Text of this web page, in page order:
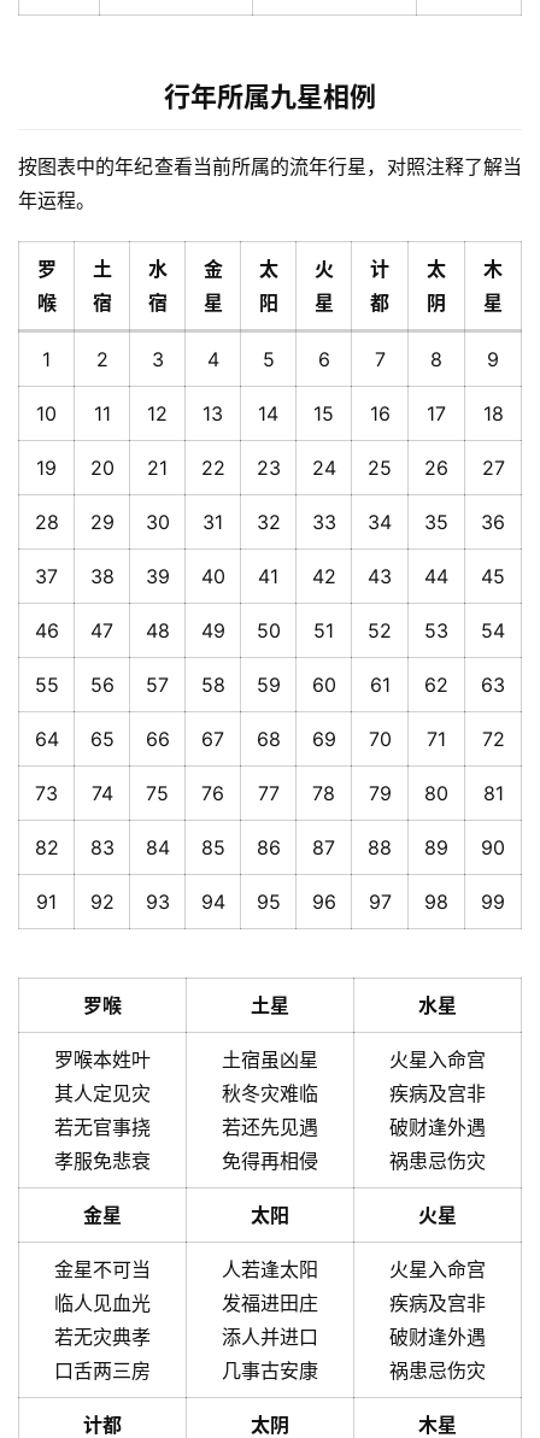
行年所属九星相例
按图表中的年纪查看当前所属的流年行星，对照注释了解当
年运程。
罗
喉
土
宿
水
宿
金
星
太
阳
火
星
计
都
太
阴
木
星
1 2 3 4 5 6 7 8 9
10 11 12 13 14 15 16 17 18
19 20 21 22 23 24 25 26 27
28 29 30 31 32 33 34 35 36
37 38 39 40 41 42 43 44 45
46 47 48 49 50 51 52 53 54
55 56 57 58 59 60 61 62 63
64 65 66 67 68 69 70 71 72
73 74 75 76 77 78 79 80 81
82 83 84 85 86 87 88 89 90
91 92 93 94 95 96 97 98 99
罗喉 土星 水星
罗喉本姓叶
其人定见灾
若无官事挠
孝服免悲衰
土宿虽凶星
秋冬灾难临
若还先见遇
免得再相侵
火星入命宫
疾病及宫非
破财逢外遇
祸患忌伤灾
金星 太阳 火星
金星不可当
临人见血光
若无灾典孝
口舌两三房
人若逢太阳
发福进田庄
添人并进口
几事古安康
火星入命宫
疾病及宫非
破财逢外遇
祸患忌伤灾
计都 太阴 木星